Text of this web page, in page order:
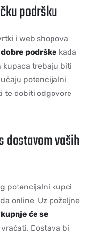
podršku
i web shopova
podrške kada
kupaca trebaju biti
potencijalni
te dobiti odgovore
dostavom vaših
potencijalni kupci
online. Uz poželjne
će se
Dostava bi